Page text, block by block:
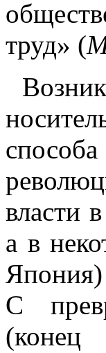
труд» (
власти
а в
С